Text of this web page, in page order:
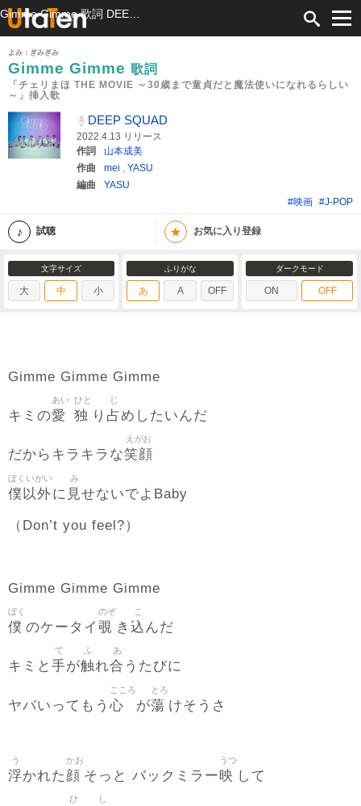
よみ：ぎみぎみ
Gimme Gimme 歌詞
「チェリまほ THE MOVIE ～30歳まで童貞だと魔法使いになれるらしい
～」挿入歌
DEEP SQUAD
2022.4.13 リリース
作詞
山本成美
作曲
mei , YASU
編曲
YASU
#映画 #J-POP
試聴 ★ お気に入り登録
文字サイズ
大 中 小
ふりがな
あ A OFF
ダークモード
ON OFF
Gimme Gimme Gimme
キミの愛
あい
独
ひと
り 占
じ
めしたいんだ
だからキラキラな笑顔
えがお
僕以外
ぼくいがい
に 見
み
せないでよBaby
（Don’t you feel?）
Gimme Gimme Gimme
僕
ぼく
のケータイ 覗
のぞ
き 込
こ
んだ
キミと 手
て
が触
ふ
れ合
あ
うたびに
ヤバいってもう 心
こころ
が蕩
とろ
けそうさ
浮
う
かれた 顔
かお
そっと バックミラー映
うつ
して
ひ し